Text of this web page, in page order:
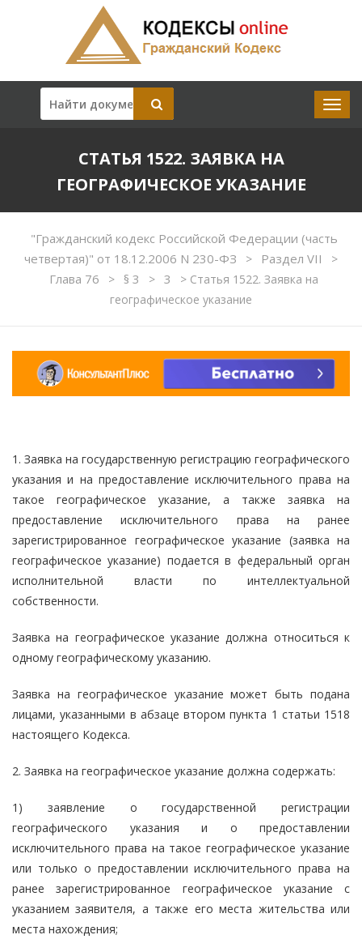
СТАТЬЯ 1522. ЗАЯВКА НА
ГЕОГРАФИЧЕСКОЕ УКАЗАНИЕ
"Гражданский кодекс Российской Федерации (часть
четвертая)" от 18.12.2006 N 230-ФЗ
> Раздел VII >
Глава 76 > § 3 > 3 > Статья 1522. Заявка на
географическое указание
1. Заявка на государственную регистрацию географического
указания и на предоставление исключительного права на
такое географическое указание, а также заявка на
предоставление исключительного права на ранее
зарегистрированное географическое указание (заявка на
географическое указание) подается в федеральный орган
исполнительной власти по интеллектуальной
собственности.
Заявка на географическое указание должна относиться к
одному географическому указанию.
Заявка на географическое указание может быть подана
лицами, указанными в абзаце втором пункта 1 статьи 1518
настоящего Кодекса.
2. Заявка на географическое указание должна содержать:
1) заявление о государственной регистрации
географического указания и о предоставлении
исключительного права на такое географическое указание
или только о предоставлении исключительного права на
ранее зарегистрированное географическое указание с
указанием заявителя, а также его места жительства или
места нахождения;